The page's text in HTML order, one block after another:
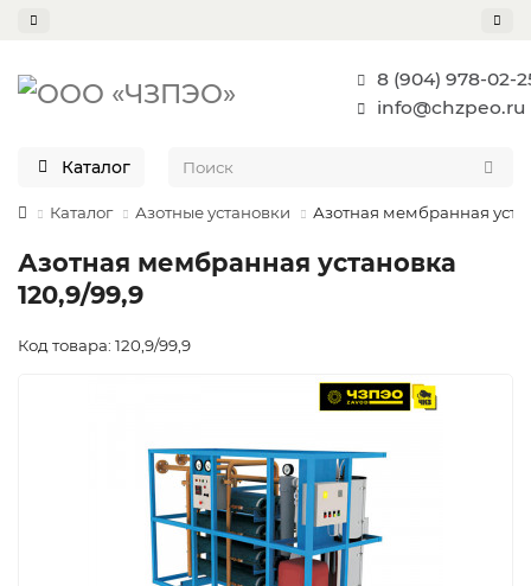
8 (904) 978-02-
info@chzpeo.ru
Каталог
Каталог Азотные установки Азотная мембранная
Азотная мембранная установка
120,9/99,9
Код товара: 120,9/99,9